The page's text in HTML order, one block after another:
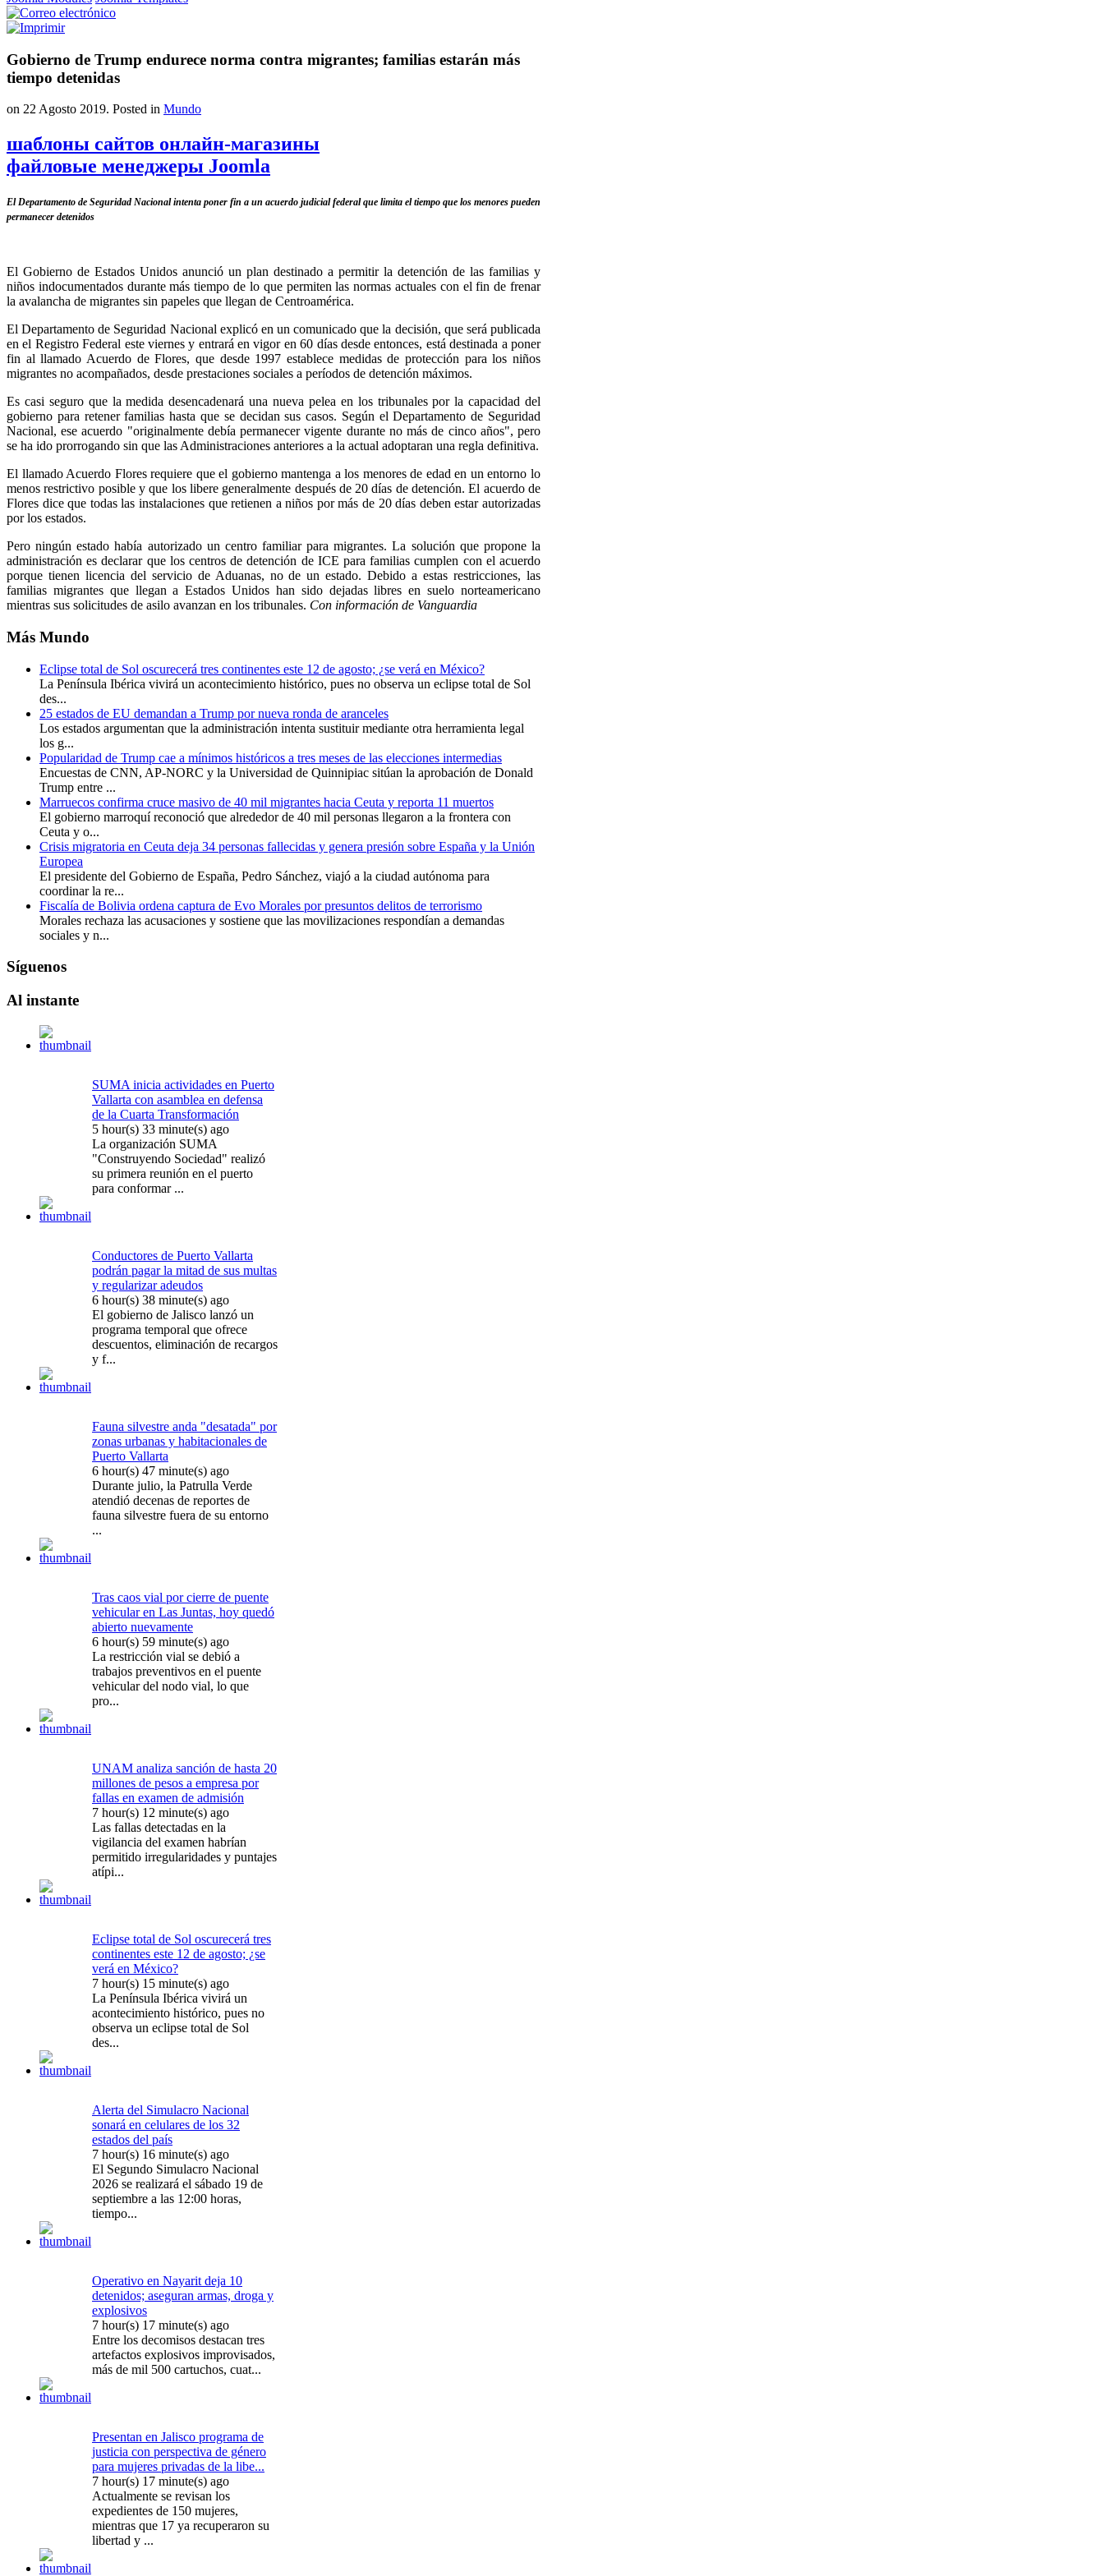
Gobierno de Trump endurece norma contra migrantes; familias estarán más
tiempo detenidas
on 22 Agosto 2019. Posted in Mundo
шаблоны сайтов онлайн-магазины
файловые менеджеры Joomla
El Departamento de Seguridad Nacional intenta poner fin a un acuerdo judicial federal que limita el tiempo que los menores pueden
permanecer detenidos
El Gobierno de Estados Unidos anunció un plan destinado a permitir la detención de las familias y
niños indocumentados durante más tiempo de lo que permiten las normas actuales con el fin de frenar
la avalancha de migrantes sin papeles que llegan de Centroamérica.
El Departamento de Seguridad Nacional explicó en un comunicado que la decisión, que será publicada
en el Registro Federal este viernes y entrará en vigor en 60 días desde entonces, está destinada a poner
fin al llamado Acuerdo de Flores, que desde 1997 establece medidas de protección para los niños
migrantes no acompañados, desde prestaciones sociales a períodos de detención máximos.
Es casi seguro que la medida desencadenará una nueva pelea en los tribunales por la capacidad del
gobierno para retener familias hasta que se decidan sus casos. Según el Departamento de Seguridad
Nacional, ese acuerdo "originalmente debía permanecer vigente durante no más de cinco años", pero
se ha ido prorrogando sin que las Administraciones anteriores a la actual adoptaran una regla definitiva.
El llamado Acuerdo Flores requiere que el gobierno mantenga a los menores de edad en un entorno lo
menos restrictivo posible y que los libere generalmente después de 20 días de detención. El acuerdo de
Flores dice que todas las instalaciones que retienen a niños por más de 20 días deben estar autorizadas
por los estados.
Pero ningún estado había autorizado un centro familiar para migrantes. La solución que propone la
administración es declarar que los centros de detención de ICE para familias cumplen con el acuerdo
porque tienen licencia del servicio de Aduanas, no de un estado. Debido a estas restricciones, las
familias migrantes que llegan a Estados Unidos han sido dejadas libres en suelo norteamericano
mientras sus solicitudes de asilo avanzan en los tribunales. Con información de Vanguardia
Más Mundo
Eclipse total de Sol oscurecerá tres continentes este 12 de agosto; ¿se verá en México?
La Península Ibérica vivirá un acontecimiento histórico, pues no observa un eclipse total de Sol
des...
25 estados de EU demandan a Trump por nueva ronda de aranceles
Los estados argumentan que la administración intenta sustituir mediante otra herramienta legal
los g...
Popularidad de Trump cae a mínimos históricos a tres meses de las elecciones intermedias
Encuestas de CNN, AP-NORC y la Universidad de Quinnipiac sitúan la aprobación de Donald
Trump entre ...
Marruecos confirma cruce masivo de 40 mil migrantes hacia Ceuta y reporta 11 muertos
El gobierno marroquí reconoció que alrededor de 40 mil personas llegaron a la frontera con
Ceuta y o...
Crisis migratoria en Ceuta deja 34 personas fallecidas y genera presión sobre España y la Unión
Europea
El presidente del Gobierno de España, Pedro Sánchez, viajó a la ciudad autónoma para
coordinar la re...
Fiscalía de Bolivia ordena captura de Evo Morales por presuntos delitos de terrorismo
Morales rechaza las acusaciones y sostiene que las movilizaciones respondían a demandas
sociales y n...
Síguenos
Al instante
SUMA inicia actividades en Puerto
Vallarta con asamblea en defensa
de la Cuarta Transformación
5 hour(s) 33 minute(s) ago
La organización SUMA
"Construyendo Sociedad" realizó
su primera reunión en el puerto
para conformar ...
Conductores de Puerto Vallarta
podrán pagar la mitad de sus multas
y regularizar adeudos
6 hour(s) 38 minute(s) ago
El gobierno de Jalisco lanzó un
programa temporal que ofrece
descuentos, eliminación de recargos
y f...
Fauna silvestre anda "desatada" por
zonas urbanas y habitacionales de
Puerto Vallarta
6 hour(s) 47 minute(s) ago
Durante julio, la Patrulla Verde
atendió decenas de reportes de
fauna silvestre fuera de su entorno
...
Tras caos vial por cierre de puente
vehicular en Las Juntas, hoy quedó
abierto nuevamente
6 hour(s) 59 minute(s) ago
La restricción vial se debió a
trabajos preventivos en el puente
vehicular del nodo vial, lo que
pro...
UNAM analiza sanción de hasta 20
millones de pesos a empresa por
fallas en examen de admisión
7 hour(s) 12 minute(s) ago
Las fallas detectadas en la
vigilancia del examen habrían
permitido irregularidades y puntajes
atípi...
Eclipse total de Sol oscurecerá tres
continentes este 12 de agosto; ¿se
verá en México?
7 hour(s) 15 minute(s) ago
La Península Ibérica vivirá un
acontecimiento histórico, pues no
observa un eclipse total de Sol
des...
Alerta del Simulacro Nacional
sonará en celulares de los 32
estados del país
7 hour(s) 16 minute(s) ago
El Segundo Simulacro Nacional
2026 se realizará el sábado 19 de
septiembre a las 12:00 horas,
tiempo...
Operativo en Nayarit deja 10
detenidos; aseguran armas, droga y
explosivos
7 hour(s) 17 minute(s) ago
Entre los decomisos destacan tres
artefactos explosivos improvisados,
más de mil 500 cartuchos, cuat...
Presentan en Jalisco programa de
justicia con perspectiva de género
para mujeres privadas de la libe...
7 hour(s) 17 minute(s) ago
Actualmente se revisan los
expedientes de 150 mujeres,
mientras que 17 ya recuperaron su
libertad y ...